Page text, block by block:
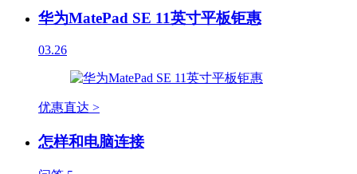
华为MatePad SE 11英寸平板钜惠
03.26
优惠直达 >
怎样和电脑连接